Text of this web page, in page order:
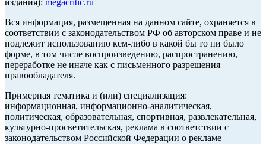
издания): megacritic.ru
Вся информация, размещенная на данном сайте, охраняется в
соответствии с законодательством РФ об авторском праве и не
подлежит использованию кем-либо в какой бы то ни было
форме, в том числе воспроизведению, распространению,
переработке не иначе как с письменного разрешения
правообладателя.
Примерная тематика и (или) специализация:
информационная, информационно-аналитическая,
политическая, образовательная, спортивная, развлекательная,
культурно-просветительская, реклама в соответствии с
законодательством Российской Федерации о рекламе